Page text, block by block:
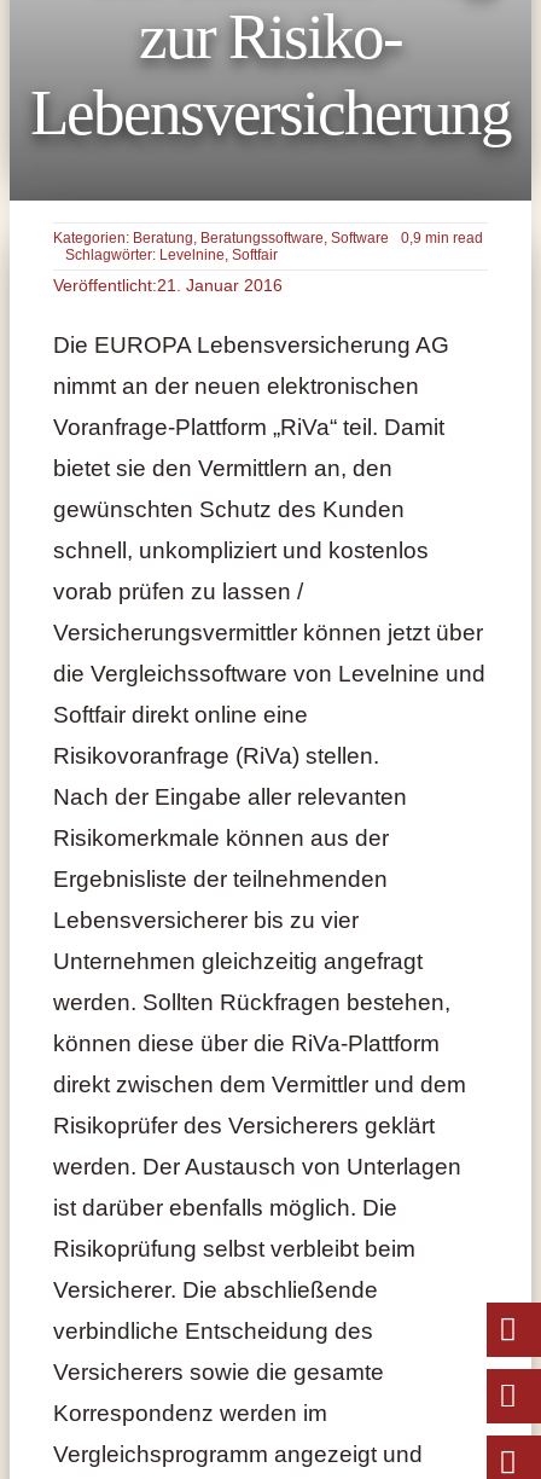
zur Risiko-
Lebensversicherung
Kategorien: Beratung Beratungssoftware Software
0,9 min read
Schlagwörter: Levelnine Softfair
Veröffentlicht:21. Januar 2016
Die EUROPA Lebensversicherung AG
nimmt an der neuen elektronischen
Voranfrage-Plattform „RiVa“ teil. Damit
bietet sie den Vermittlern an, den
gewünschten Schutz des Kunden
schnell, unkompliziert und kostenlos
vorab prüfen zu lassen /
Versicherungsvermittler können jetzt über
die Vergleichssoftware von Levelnine und
Softfair direkt online eine
Risikovoranfrage (RiVa) stellen.
Nach der Eingabe aller relevanten
Risikomerkmale können aus der
Ergebnisliste der teilnehmenden
Lebensversicherer bis zu vier
Unternehmen gleichzeitig angefragt
werden. Sollten Rückfragen bestehen,
können diese über die RiVa-Plattform
direkt zwischen dem Vermittler und dem
Risikoprüfer des Versicherers geklärt
werden. Der Austausch von Unterlagen
ist darüber ebenfalls möglich. Die
Risikoprüfung selbst verbleibt beim
Versicherer. Die abschließende
verbindliche Entscheidung des
Versicherers sowie die gesamte
Korrespondenz werden im
Vergleichsprogramm angezeigt und